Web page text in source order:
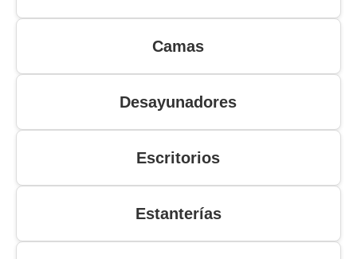
Camas
Desayunadores
Escritorios
Estanterías